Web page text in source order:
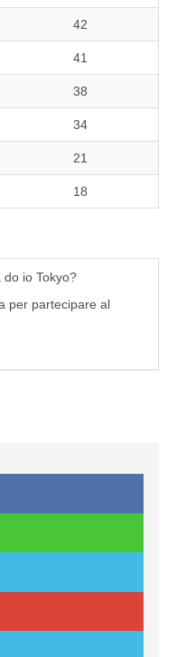
42
41
38
34
21
18
do io Tokyo?
per partecipare al